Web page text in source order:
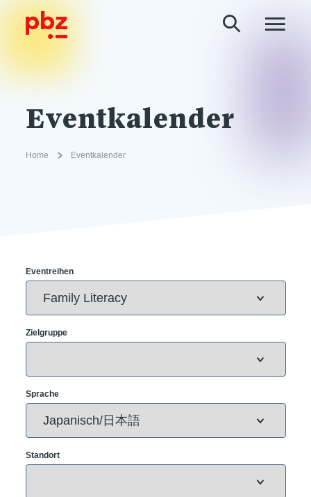
Eventkalender
Home Eventkalender
Eventreihen
Zielgruppe
Sprache
Standort